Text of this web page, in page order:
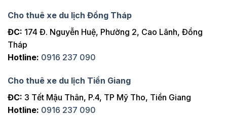
Cho thuê xe du lịch Đồng Tháp
ĐC: 174 Đ. Nguyễn Huệ, Phường 2, Cao Lãnh, Đồng
Tháp
Hotline: 0916 237 090
Cho thuê xe du lịch Tiền Giang
ĐC: 3 Tết Mậu Thân, P.4, TP Mỹ Tho, Tiền Giang
Hotline: 0916 237 090